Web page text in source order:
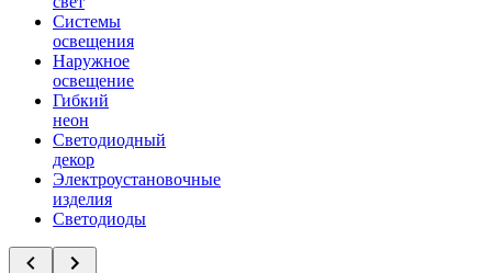
Системы
освещения
Наружное
освещение
Гибкий
неон
Светодиодный
декор
Электроустановочные
изделия
Светодиоды